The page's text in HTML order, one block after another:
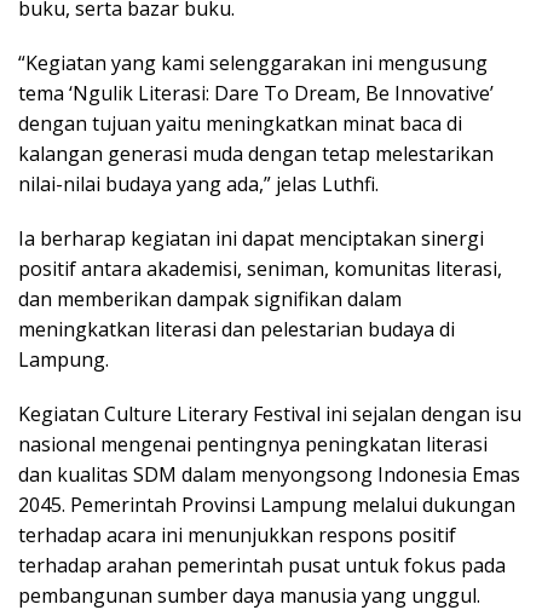
buku, serta bazar buku.
“Kegiatan yang kami selenggarakan ini mengusung
tema ‘Ngulik Literasi: Dare To Dream, Be Innovative’
dengan tujuan yaitu meningkatkan minat baca di
kalangan generasi muda dengan tetap melestarikan
nilai-nilai budaya yang ada,” jelas Luthfi.
Ia berharap kegiatan ini dapat menciptakan sinergi
positif antara akademisi, seniman, komunitas literasi,
dan memberikan dampak signifikan dalam
meningkatkan literasi dan pelestarian budaya di
Lampung.
Kegiatan Culture Literary Festival ini sejalan dengan isu
nasional mengenai pentingnya peningkatan literasi
dan kualitas SDM dalam menyongsong Indonesia Emas
2045. Pemerintah Provinsi Lampung melalui dukungan
terhadap acara ini menunjukkan respons positif
terhadap arahan pemerintah pusat untuk fokus pada
pembangunan sumber daya manusia yang unggul.